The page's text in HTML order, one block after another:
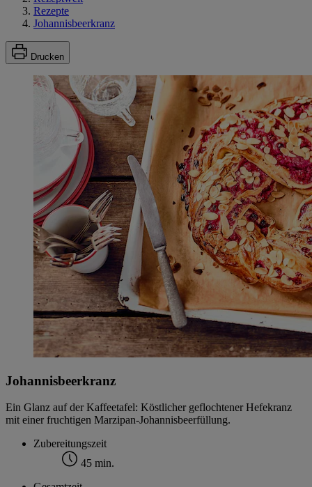
Rezepte
Johannisbeerkranz
Drucken
Johannisbeerkranz
Ein Glanz auf der Kaffeetafel: Köstlicher geflochtener Hefekranz
mit einer fruchtigen Marzipan-Johannisbeerfüllung.
Zubereitungszeit
45 min.